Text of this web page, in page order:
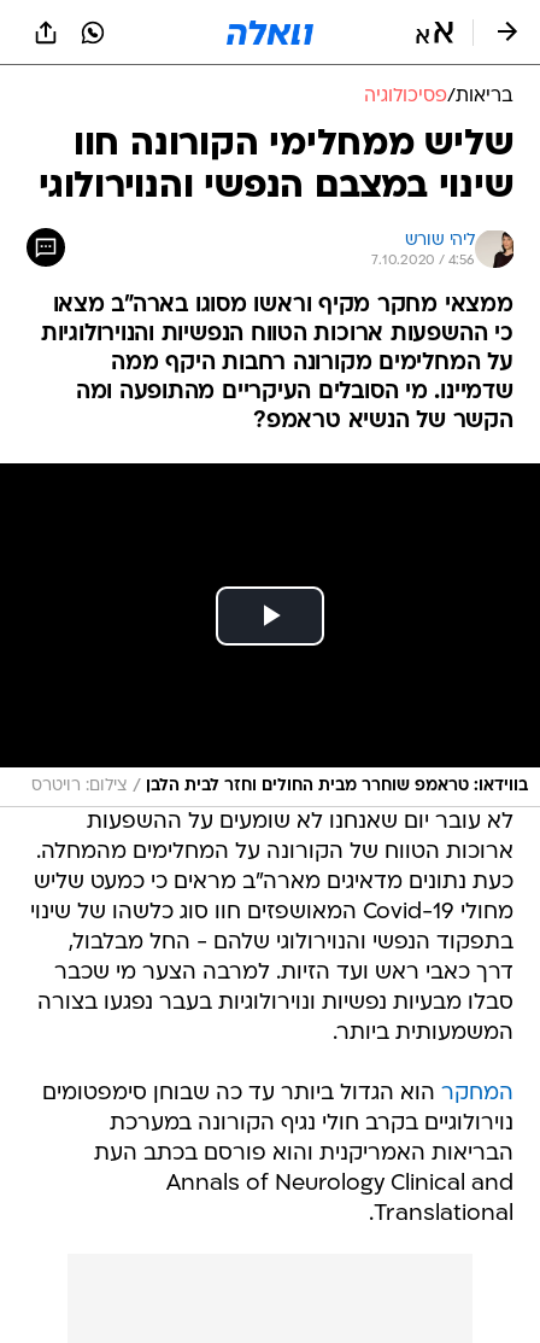
בריאות/פסיכולוגיה
שליש ממחלימי הקורונה חוו
שינוי במצבם הנפשי והנוירולוגי
ליהי שורש
7.10.2020 / 4:56
ממצאי מחקר מקיף וראשו מסוגו בארה"ב מצאו
כי ההשפעות ארוכות הטווח הנפשיות והנוירולוגיות
על המחלימים מקורונה רחבות היקף ממה
שדמיינו. מי הסובלים העיקריים מהתופעה ומה
הקשר של הנשיא טראמפ?
בווידאו: טראמפ שוחרר מבית החולים וחזר לבית הלבן / צילום: רויטרס
לא עובר יום שאנחנו לא שומעים על ההשפעות
ארוכות הטווח של הקורונה על המחלימים מהמחלה.
כעת נתונים מדאיגים מארה"ב מראים כי כמעט שליש
מחולי Covid-19 המאושפזים חוו סוג כלשהו של שינוי
בתפקוד הנפשי והנוירולוגי שלהם - החל מבלבול,
דרך כאבי ראש ועד הזיות. למרבה הצער מי שכבר
סבלו מבעיות נפשיות ונוירולוגיות בעבר נפגעו בצורה
המשמעותית ביותר.
המחקר הוא הגדול ביותר עד כה שבוחן סימפטומים
נוירולוגיים בקרב חולי נגיף הקורונה במערכת
הבריאות האמריקנית והוא פורסם בכתב העת
Annals of Neurology Clinical and
Translational.